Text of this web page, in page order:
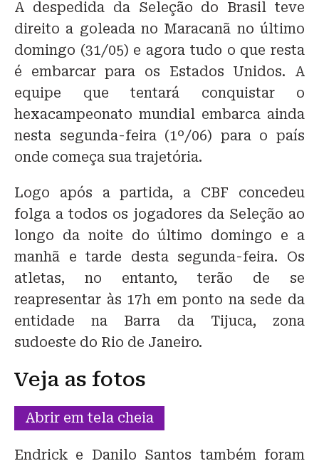
A despedida da Seleção do Brasil teve
direito a goleada no Maracanã no último
domingo (31/05) e agora tudo o que resta
é embarcar para os Estados Unidos. A
equipe que tentará conquistar o
hexacampeonato mundial embarca ainda
nesta segunda-feira (1º/06) para o país
onde começa sua trajetória.
Logo após a partida, a CBF concedeu
folga a todos os jogadores da Seleção ao
longo da noite do último domingo e a
manhã e tarde desta segunda-feira. Os
atletas, no entanto, terão de se
reapresentar às 17h em ponto na sede da
entidade na Barra da Tijuca, zona
sudoeste do Rio de Janeiro.
Veja as fotos
Abrir em tela cheia
Endrick e Danilo Santos também foram